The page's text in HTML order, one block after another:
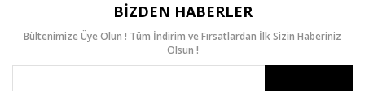
BIZDEN HABERLER
Bültenimize Üye Olun ! Tüm İndirim ve Fırsatlardan İlk Sizin Haberiniz
Olsun !